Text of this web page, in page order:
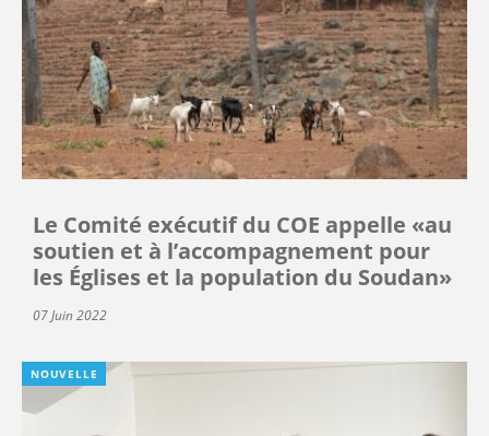
Le Comité exécutif du COE appelle «au
soutien et à l’accompagnement pour
les Églises et la population du Soudan»
07 Juin 2022
NOUVELLE